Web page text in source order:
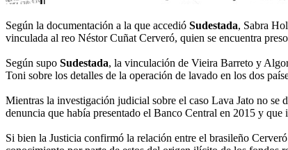
Según la documentación a la que accedió Sudestada, Sabra
vinculada al reo Néstor Cuñat Cerveró, quien se encuentra
Según supo Sudestada, la vinculación de Vieira Barreto y
Toni sobre los detalles de la operación de lavado en los dos
Mientras la investigación judicial sobre el caso Lava Jato no se
denuncia que había presentado el Banco Central en 2015 y
Si bien la Justicia confirmó la relación entre el brasileño